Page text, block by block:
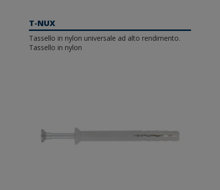
T-NUX
Tassello in nylon universale ad alto rendimento.
Tassello in nylon